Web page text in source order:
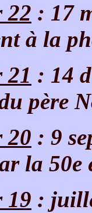
22 : 17
à la
: 14
père
20 : 9
la 50e
19 :